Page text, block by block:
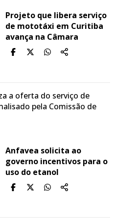
Projeto que libera serviço
de mototáxi em Curitiba
avança na Câmara
a oferta do serviço de
pela Comissão de
Anfavea solicita ao
governo incentivos para o
uso do etanol